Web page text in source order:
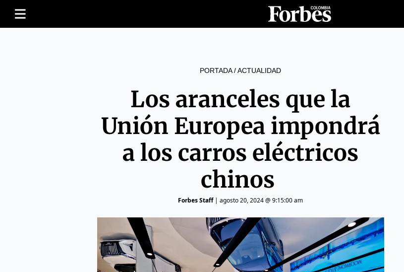
PORTADA/ACTUALIDAD
Los aranceles que la
Unión Europea impondrá
a los carros eléctricos
chinos
Forbes Staff| agosto 20, 2024 @ 9:15:00 am